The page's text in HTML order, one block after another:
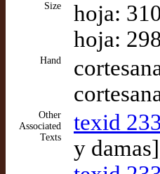
Size
hoja:
hoja:
Hand
Other
Associated
Texts
texid
y